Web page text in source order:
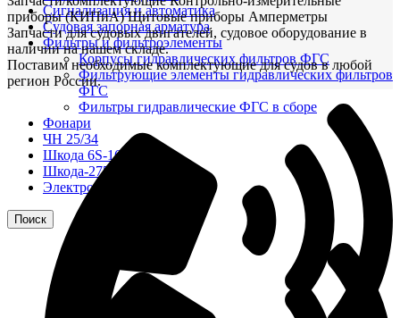
Сигнализация и автоматика
Судовая запорная арматура
Фильтры и фильтроэлементы
Корпусы гидравлических фильтров ФГС
Фильтрующие элементы гидравлических фильтров
ФГС
Фильтры гидравлические ФГС в сборе
Фонари
ЧН 25/34
Шкода 6S-160
Шкода-275
Электродвигатели
Поиск
приборы (КИПиА) Щитовые приборы Амперметры
Запчасти для судовых двигателей, судовое оборудование в
наличии на нашем складе.
Поставим необходимые комплектующие для судов в любой
регион России.